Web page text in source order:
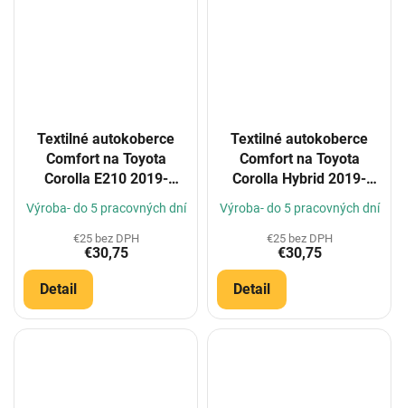
Textilné autokoberce
Comfort na Toyota
Corolla E210 2019-
(Konfigurátor)
Výroba- do 5 pracovných dní
€25 bez DPH
€30,75
Detail
Textilné autokoberce
Comfort na Toyota
Corolla Hybrid 2019-
(Konfigurátor)
Výroba- do 5 pracovných dní
€25 bez DPH
€30,75
Detail